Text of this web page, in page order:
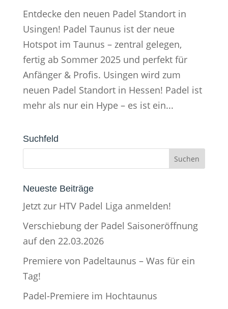
Entdecke den neuen Padel Standort in
Usingen! Padel Taunus ist der neue
Hotspot im Taunus – zentral gelegen,
fertig ab Sommer 2025 und perfekt für
Anfänger & Profis. Usingen wird zum
neuen Padel Standort in Hessen! Padel ist
mehr als nur ein Hype – es ist ein...
Suchfeld
Neueste Beiträge
Jetzt zur HTV Padel Liga anmelden!
Verschiebung der Padel Saisoneröffnung
auf den 22.03.2026
Premiere von Padeltaunus – Was für ein
Tag!
Padel-Premiere im Hochtaunus